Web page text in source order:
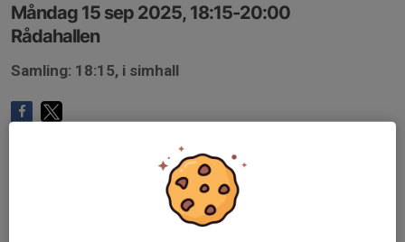
Måndag 15 sep 2025, 18:15-20:00
Rådahallen
Samling: 18:15, i simhall